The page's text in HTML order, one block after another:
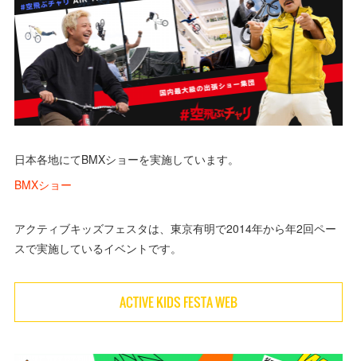
日本各地にてBMXショーを実施しています。
BMXショー
アクティブキッズフェスタは、東京有明で2014年から年2回ペー
スで実施しているイベントです。
ACTIVE KIDS FESTA WEB